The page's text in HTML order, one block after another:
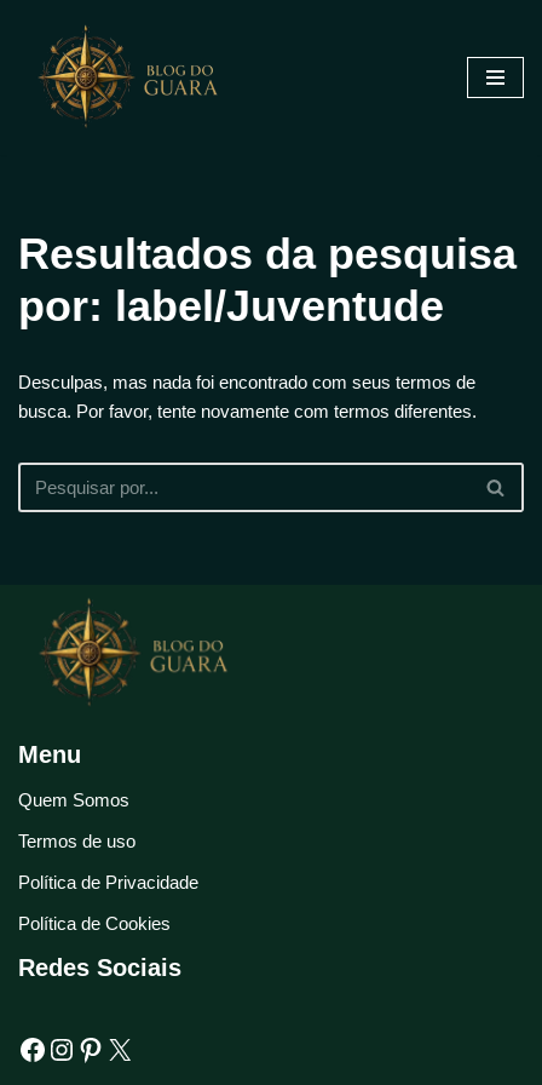
Pular
para
Resultados da pesquisa
por: label/Juventude
Desculpas, mas nada foi encontrado com seus termos de
busca. Por favor, tente novamente com termos diferentes.
Menu
Quem Somos
Termos de uso
Política de Privacidade
Política de Cookies
Redes Sociais